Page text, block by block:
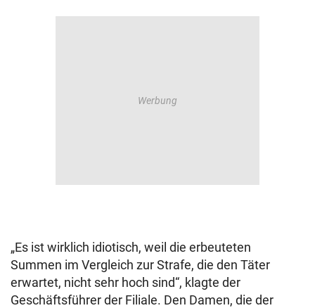
„Es ist wirklich idiotisch, weil die erbeuteten
Summen im Vergleich zur Strafe, die den Täter
erwartet, nicht sehr hoch sind“, klagte der
Geschäftsführer der Filiale. Den Damen, die der